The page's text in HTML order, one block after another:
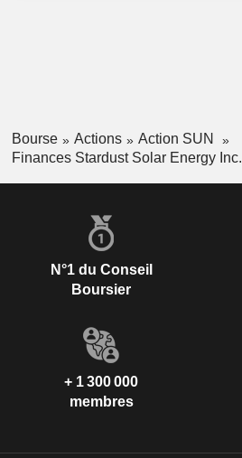
Bourse Actions
Action SUN
Finances Stardust Solar Energy Inc.
N°1 du Conseil
Boursier
+ 1 300 000
membres